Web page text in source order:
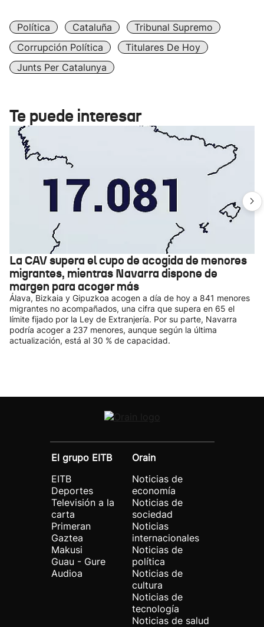
Política Cataluña
Tribunal Supremo
Corrupción Política
Titulares De Hoy
Junts Per Catalunya
Te puede interesar
La CAV supera el cupo de acogida de menores
migrantes, mientras Navarra dispone de
margen para acoger más
Álava, Bizkaia y Gipuzkoa acogen a día de hoy a 841 menores
migrantes no acompañados, una cifra que supera en 65 el
límite fijado por la Ley de Extranjería. Por su parte, Navarra
podría acoger a 237 menores, aunque según la última
actualización, está al 30 % de capacidad.
El grupo EITB
EITB
Deportes
Televisión a la
carta
Primeran
Gaztea
Makusi
Guau - Gure
Audioa
Orain
Noticias de
economía
Noticias de
sociedad
Noticias
internacionales
Noticias de
política
Noticias de
cultura
Noticias de
tecnología
Noticias de salud